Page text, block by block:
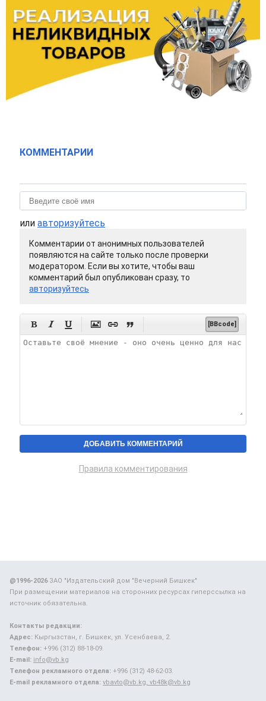
КОММЕНТАРИИ
или авторизуйтесь
Комментарии от анонимных пользователей
появляются на сайте только после проверки
модератором. Если вы хотите, чтобы ваш
комментарий был опубликован сразу, то
авторизуйтесь
      [BBcode]
Правила комментирования
@1996-2026ЗАО "Издательский дом "Вечерний Бишкек"
При размещении материалов на сторонних ресурсах гиперссылка на
источник обязательна.
Контакты редакции:
Адрес: Кыргызстан, г. Бишкек, ул. Усенбаева, 2.
Телефон: +996 (312) 88-18-09.
E-mail: info@vb.kg
Телефон рекламного отдела: +996 (312) 48-62-03.
E-mail рекламного отдела: vbavto@vb.kg, vb48k@vb.kg